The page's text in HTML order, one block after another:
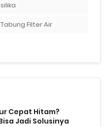
silika
Tabung Filter Air
Cepat Hitam?
Jadi Solusinya